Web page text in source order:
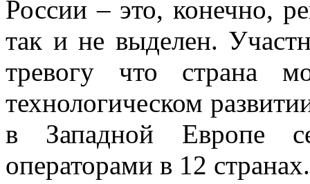
России – это, конечно,
так и не выделен.
тревогу что страна
технологическом
в Западной Европе
операторами в 12 странах.